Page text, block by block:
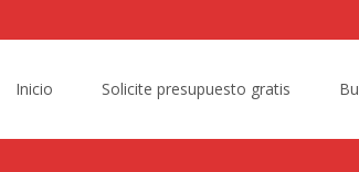
Inicio Solicite presupuesto gratis